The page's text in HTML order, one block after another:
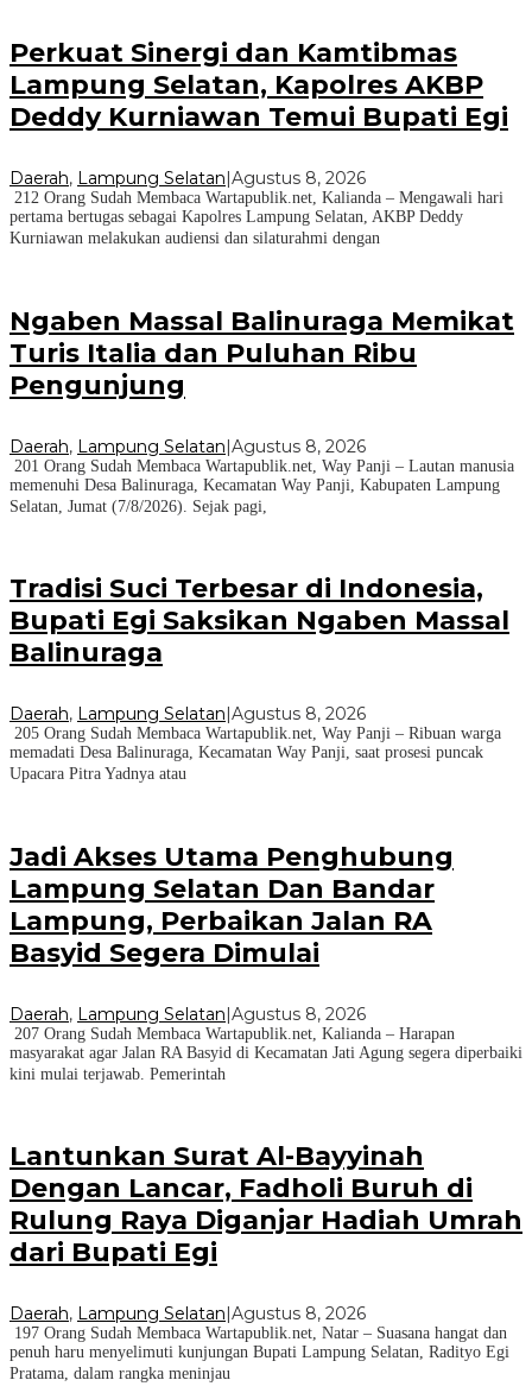
Perkuat Sinergi dan Kamtibmas
Lampung Selatan, Kapolres AKBP
Deddy Kurniawan Temui Bupati Egi
Daerah, Lampung Selatan Agustus 8, 2026
212 Orang Sudah Membaca Wartapublik.net, Kalianda – Mengawali hari
pertama bertugas sebagai Kapolres Lampung Selatan, AKBP Deddy
Kurniawan melakukan audiensi dan silaturahmi dengan
Ngaben Massal Balinuraga Memikat
Turis Italia dan Puluhan Ribu
Pengunjung
Daerah, Lampung Selatan|Agustus 8, 2026
201 Orang Sudah Membaca Wartapublik.net, Way Panji – Lautan manusia
memenuhi Desa Balinuraga, Kecamatan Way Panji, Kabupaten Lampung
Selatan, Jumat (7/8/2026). Sejak pagi,
Tradisi Suci Terbesar di Indonesia,
Bupati Egi Saksikan Ngaben Massal
Balinuraga
Daerah, Lampung Selatan Agustus 8, 2026
205 Orang Sudah Membaca Wartapublik.net, Way Panji – Ribuan warga
memadati Desa Balinuraga, Kecamatan Way Panji, saat prosesi puncak
Upacara Pitra Yadnya atau
Jadi Akses Utama Penghubung
Lampung Selatan Dan Bandar
Lampung, Perbaikan Jalan RA
Basyid Segera Dimulai
Daerah, Lampung Selatan|Agustus 8, 2026
207 Orang Sudah Membaca Wartapublik.net, Kalianda – Harapan
masyarakat agar Jalan RA Basyid di Kecamatan Jati Agung segera diperbaiki
kini mulai terjawab. Pemerintah
Lantunkan Surat Al-Bayyinah
Dengan Lancar, Fadholi Buruh di
Rulung Raya Diganjar Hadiah Umrah
dari Bupati Egi
Daerah, Lampung Selatan Agustus 8, 2026
197 Orang Sudah Membaca Wartapublik.net, Natar – Suasana hangat dan
penuh haru menyelimuti kunjungan Bupati Lampung Selatan, Radityo Egi
Pratama, dalam rangka meninjau